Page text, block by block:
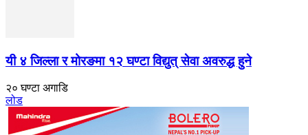
यी ४ जिल्ला र मोरङमा १२ घण्टा विद्युत् सेवा अवरुद्ध हुने
२० घण्टा अगाडि
लोड